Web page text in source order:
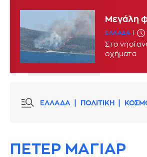
Μεγάλη
ΕΛΛΑΔΑ
Στο νησί
οχήματα
ΕΛΛΑΔΑ ΠΟΛΙΤΙΚΗ
ΠΕΤΕΡ ΜΑΓΙΑΡ